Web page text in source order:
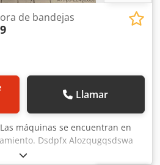
de bandejas
Llamar
máquinas se encuentran en
Dsdpfx Alozqugqsdswa
bandejas.